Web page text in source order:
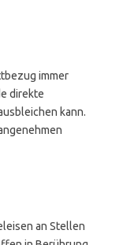
immer
direkte
kann.
an Stellen